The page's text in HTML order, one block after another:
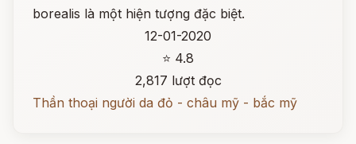
borealis là một hiện tượng đặc biệt.
12-01-2020
⭐ 4.8
2,817 lượt đọc
Thần thoại người da đỏ - châu mỹ - bắc mỹ